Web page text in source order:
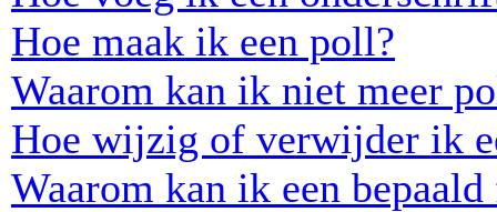
Hoe maak ik een poll?
Waarom kan ik niet meer
Hoe wijzig of verwijder ik
Waarom kan ik een